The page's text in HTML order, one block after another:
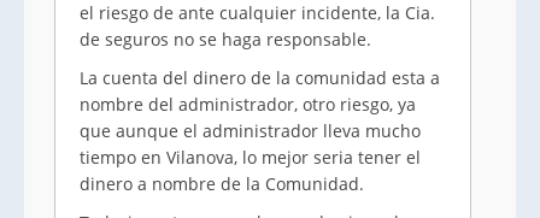
el riesgo de ante cualquier incidente, la Cia.
de seguros no se haga responsable.
La cuenta del dinero de la comunidad esta a
nombre del administrador, otro riesgo, ya
que aunque el administrador lleva mucho
tiempo en Vilanova, lo mejor seria tener el
dinero a nombre de la Comunidad.